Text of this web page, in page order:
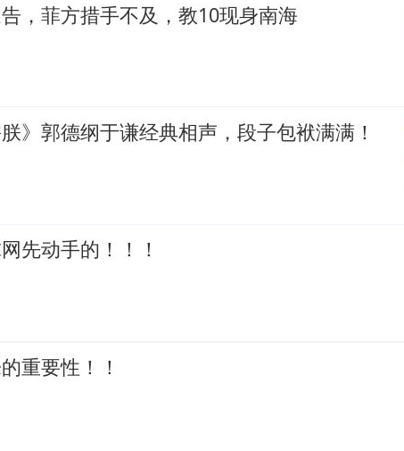
，菲方措手不及，教10现身南海
朕》郭德纲于谦经典相声，段子包袱满满！
先动手的！！！
重要性！！